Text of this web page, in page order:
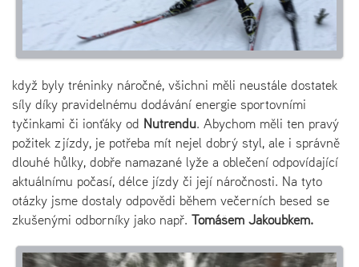
když byly tréninky náročné, všichni měli neustále dostatek
síly díky pravidelnému dodávání energie sportovními
tyčinkami či ionťáky od Nutrendu. Abychom měli ten pravý
požitek z jízdy, je potřeba mít nejel dobrý styl, ale i správně
dlouhé hůlky, dobře namazané lyže a oblečení odpovídající
aktuálnímu počasí, délce jízdy či její náročnosti. Na tyto
otázky jsme dostaly odpovědi během večerních besed se
zkušenými odborníky jako např. Tomášem Jakoubkem.